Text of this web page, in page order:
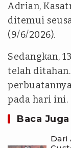
Adrian,
ditemui
(9/6/2026).
Sedangkan,
telah
pada hari ini.
Baca Juga
Dari